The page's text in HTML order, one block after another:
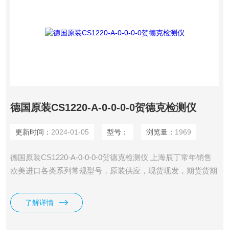
德国原装CS1220-A-0-0-0-0贺德克检测仪
更新时间： 2024-01-05 型号： 浏览量： 1969
德国原装CS1220-A-0-0-0-0贺德克检测仪 上海辰丁常年销售
欧美进口各类系列常规型号，原装供应，现货现发，期货货期
了解详情